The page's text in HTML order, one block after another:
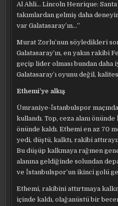
Al Ahli… Lincoln Henrique:
takımlardan gelmiş daha
var Galatasaray’ın…”
Murat Zorlu’nun söyledikleri
Galatasaray’ın, en yakın rakibi
geçip lider olması bundan daha
Galatasaray’ı oyunu değil,
Ethemi’ye alkış
Ümraniye-İstanbulspor
kullandı. Top, ceza alanı
önünde kaldı. Ethemi en az 70
yedi, düştü, kalktı, rakibi
Bu düşüp kalkmaya rağmen
alanına geldiğinde solundan
ve İstanbulspor’un ikinci golü
Ethemi, rakibini attırtmaya
içinde kaldı, olağanüstü bir